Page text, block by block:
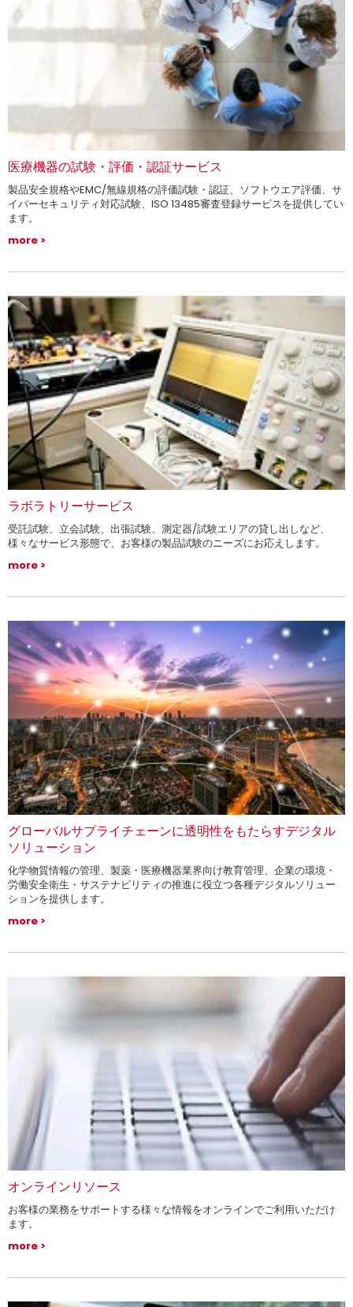
医療機器の試験・評価・認証サービス
製品安全規格やEMC/無線規格の評価試験・認証、ソフトウエア評価、サ
イバーセキュリティ対応試験、ISO 13485審査登録サービスを提供してい
ます。
more
ラボラトリーサービス
受託試験、立会試験、出張試験、測定器/試験エリアの貸し出しなど、
様々なサービス形態で、お客様の製品試験のニーズにお応えします。
more
グローバルサプライチェーンに透明性をもたらすデジタル
ソリューション
化学物質情報の管理、製薬・医療機器業界向け教育管理、企業の環境・
労働安全衛生・サステナビリティの推進に役立つ各種デジタルソリュー
ションを提供します。
more
オンラインリソース
お客様の業務をサポートする様々な情報をオンラインでご利用いただけ
ます。
more